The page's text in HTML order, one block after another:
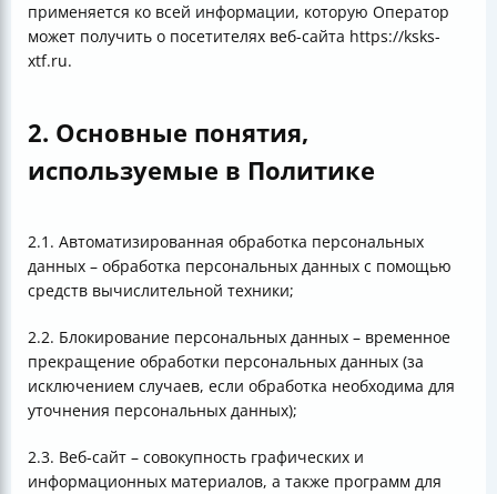
применяется ко всей информации, которую Оператор
может получить о посетителях веб-сайта https://ksks-
xtf.ru.
2. Основные понятия,
используемые в Политике
2.1. Автоматизированная обработка персональных
данных – обработка персональных данных с помощью
средств вычислительной техники;
2.2. Блокирование персональных данных – временное
прекращение обработки персональных данных (за
исключением случаев, если обработка необходима для
уточнения персональных данных);
2.3. Веб-сайт – совокупность графических и
информационных материалов, а также программ для